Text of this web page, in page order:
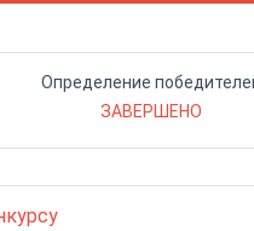
Определение
ЗАВЕРШЕНО